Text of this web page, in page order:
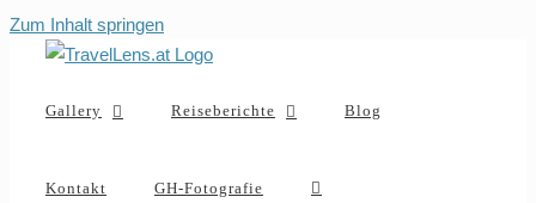
Zum Inhalt springen
Gallery Reiseberichte Blog
Kontakt GH-Fotografie